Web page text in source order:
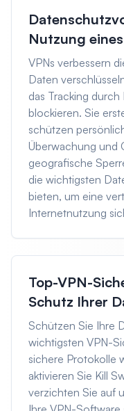
Nutzung
VPNs verbessern
Daten
das Tracking
blockieren. Sie
schützen
Überwachung und
geografische
die wichtigsten
bieten, um eine
Internetnutzung
Top-VPN-
Schutz Ihrer
Schützen Sie Ihre
wichtigsten VPN-
sichere Protokolle
aktivieren Sie Kill
verzichten Sie auf